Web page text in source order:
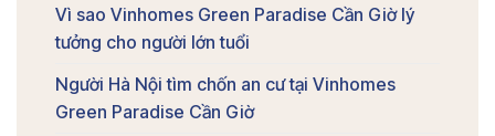
Vì sao Vinhomes Green Paradise Cần Giờ lý
tưởng cho người lớn tuổi
Người Hà Nội tìm chốn an cư tại Vinhomes
Green Paradise Cần Giờ